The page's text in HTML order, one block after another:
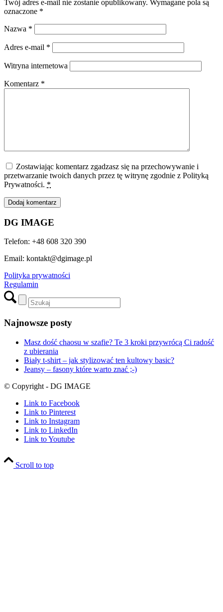
Twój adres e-mail nie zostanie opublikowany. Wymagane pola są
oznaczone *
Nazwa *
Adres e-mail *
Witryna internetowa
Komentarz *
Zostawiając komentarz zgadzasz się na przechowywanie i
przetwarzanie twoich danych przez tę witrynę zgodnie z Polityką
Prywatności. *
DG IMAGE
Telefon: +48 608 320 390
Email: kontakt@dgimage.pl
Polityka prywatności
Regulamin
Najnowsze posty
Masz dość chaosu w szafie? Te 3 kroki przywrócą Ci radość
z ubierania
Biały t-shirt – jak stylizować ten kultowy basic?
Jeansy – fasony które warto znać ;-)
© Copyright - DG IMAGE
Link to Facebook
Link to Pinterest
Link to Instagram
Link to LinkedIn
Link to Youtube
Scroll to top